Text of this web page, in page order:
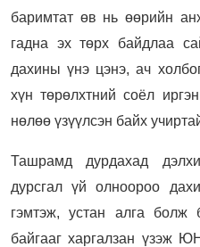
баримтат өв нь өөрийн
гадна эх төрх байдлаа
дахины үнэ цэнэ, ач
хүн төрөлхтний соёл
нөлөө үзүүлсэн байх
Ташрамд дурдахад
дурсгал үй олноороо
гэмтэж, устан алга болж
байгааг харгалзан үзэж